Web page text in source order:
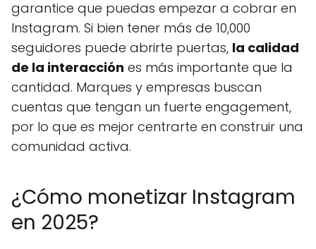
garantice que puedas empezar a cobrar en
Instagram. Si bien tener más de 10,000
seguidores puede abrirte puertas, la calidad
de la interacción es más importante que la
cantidad. Marques y empresas buscan
cuentas que tengan un fuerte engagement,
por lo que es mejor centrarte en construir una
comunidad activa.
¿Cómo monetizar Instagram
en 2025?